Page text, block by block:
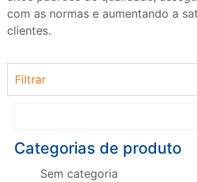
com as normas e aumentando a
clientes.
Filtrar
Categorias de produto
Sem categoria